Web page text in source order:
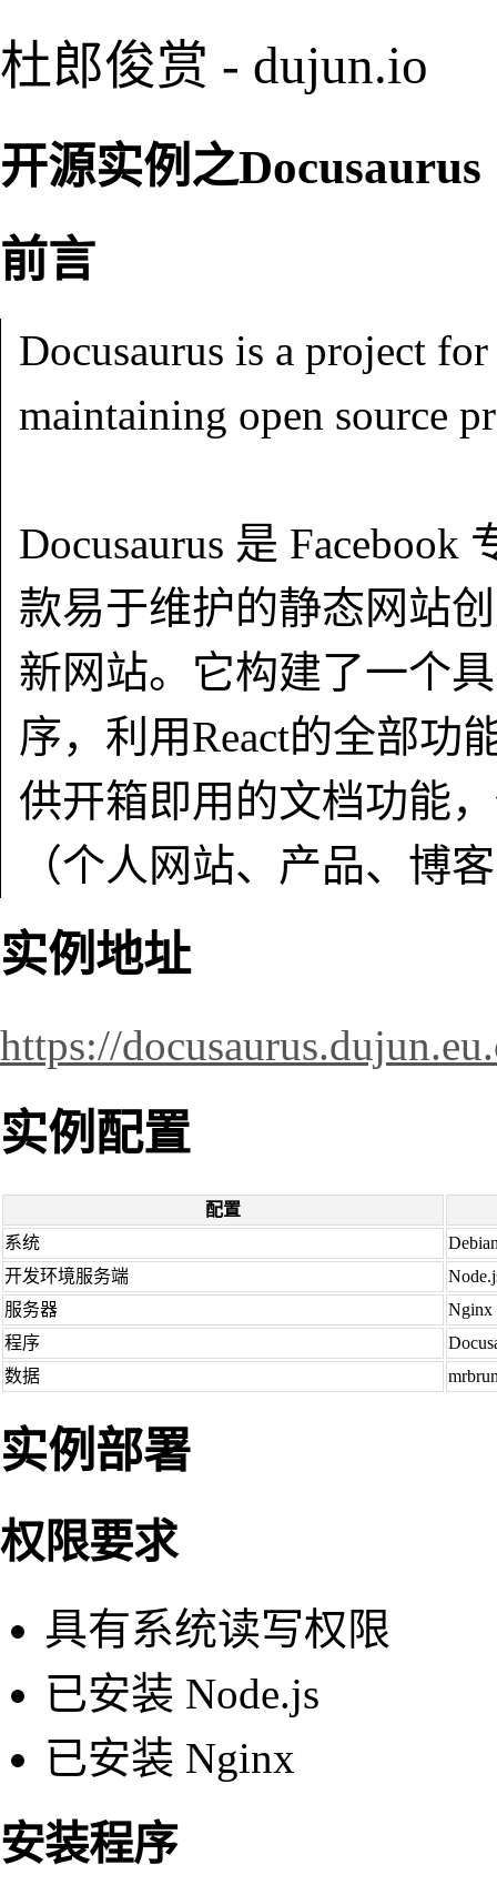
杜郎俊赏 - dujun.io
开源实例之Docusaurus
前言
Docusaurus is a project
maintaining open source
Docusaurus 是
款易于维护的静态网站
新网站。它构建了一个
序，利用React的全部功
供开箱即用的文档功能
（个人网站、产品、博
实例地址
https://
实例配置
配置
系统
开发环境服务端
服务器
Nginx
程序
数据
实例部署
权限要求
具有系统读写权限
已安装 Node.js
已安装 Nginx
安装程序